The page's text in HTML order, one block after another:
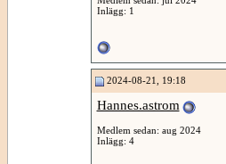
Inlägg: 1
2024-08-21, 19:18
Hannes.astrom
Medlem sedan: aug 2024
Inlägg: 4